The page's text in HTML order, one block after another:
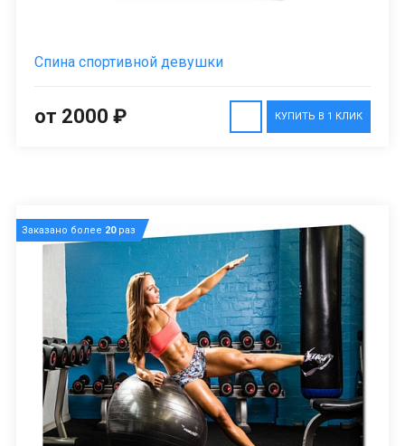
Спина спортивной девушки
КУПИТЬ В 1 КЛИК
от 2000 ₽
Заказано более 20раз